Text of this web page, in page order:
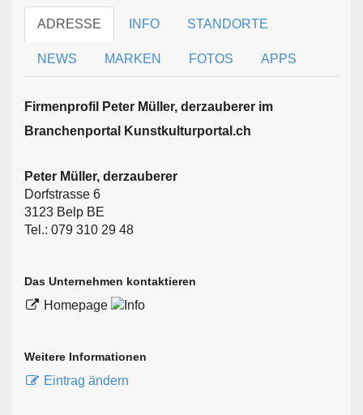
ADRESSE INFO STANDORTE
NEWS MARKEN FOTOS APPS
Firmen­profil Peter Müller, derzauberer im
Branchen­portal Kunstkulturportal.ch
Peter Müller, derzauberer
Dorfstrasse 6
3123 Belp BE
Tel.: 079 310 29 48
Das Unternehmen kontaktieren
Homepage
Weitere Informationen
Eintrag ändern